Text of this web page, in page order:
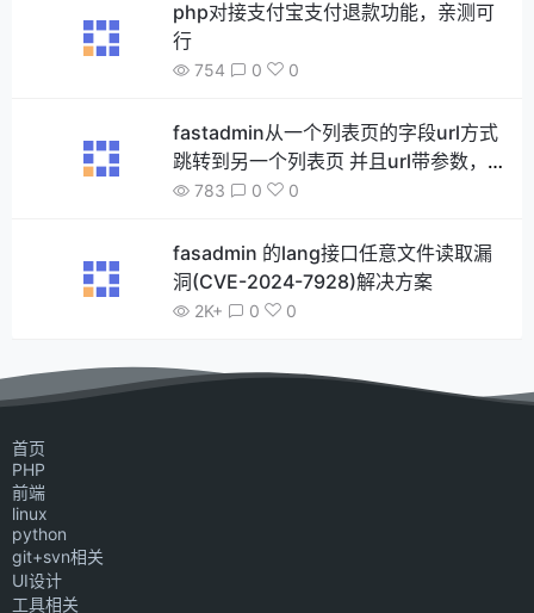
php对接支付宝支付退款功能，亲测可
行
754 0 0
fastadmin从一个列表页的字段url方式
跳转到另一个列表页 并且url带参数，
如何做到参数传递 并且达到框架自带的
783 0 0
fasadmin 的lang接口任意文件读取漏
洞(CVE-2024-7928)解决方案
2K+ 0 0
首页
PHP
前端
linux
python
git+svn相关
UI设计
工具相关